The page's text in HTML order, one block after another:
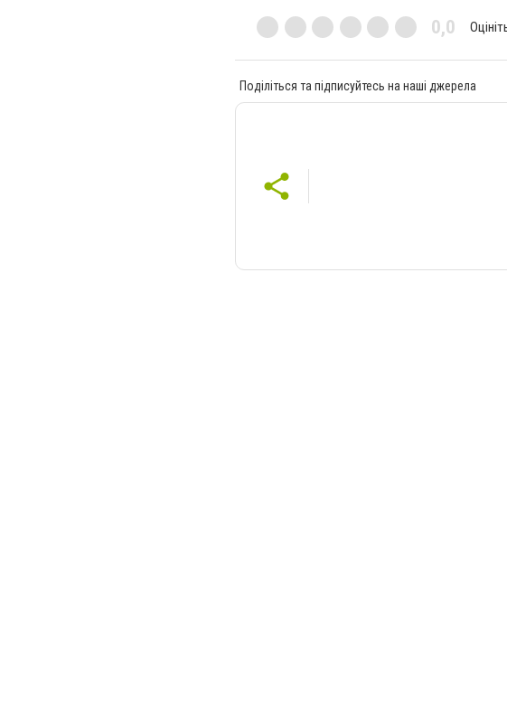
0,0
Поділіться та підписуйтесь на наші джерела